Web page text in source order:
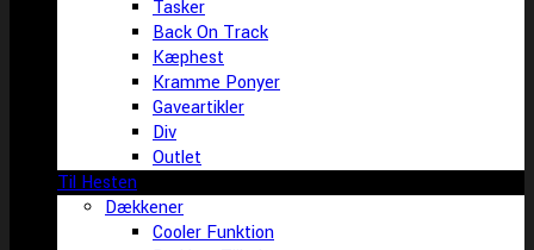
Tasker
Back On Track
Kæphest
Kramme Ponyer
Gaveartikler
Div
Outlet
Til Hesten
Dækkener
Cooler Funktion